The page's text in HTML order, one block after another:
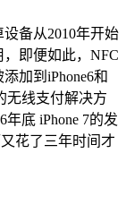
备从2010年开始
即便如此，NFC
加到iPhone6和
无线支付解决方
底 iPhone 7的发
花了三年时间才